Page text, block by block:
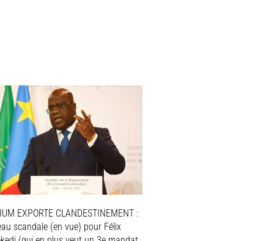
EXPORTE CLANDESTINEMENT :
scandale (en vue) pour Félix